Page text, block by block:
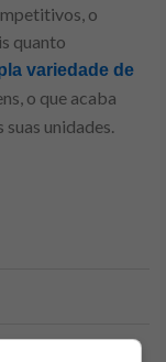
o
quanto
variedade de
o que acaba
unidades.